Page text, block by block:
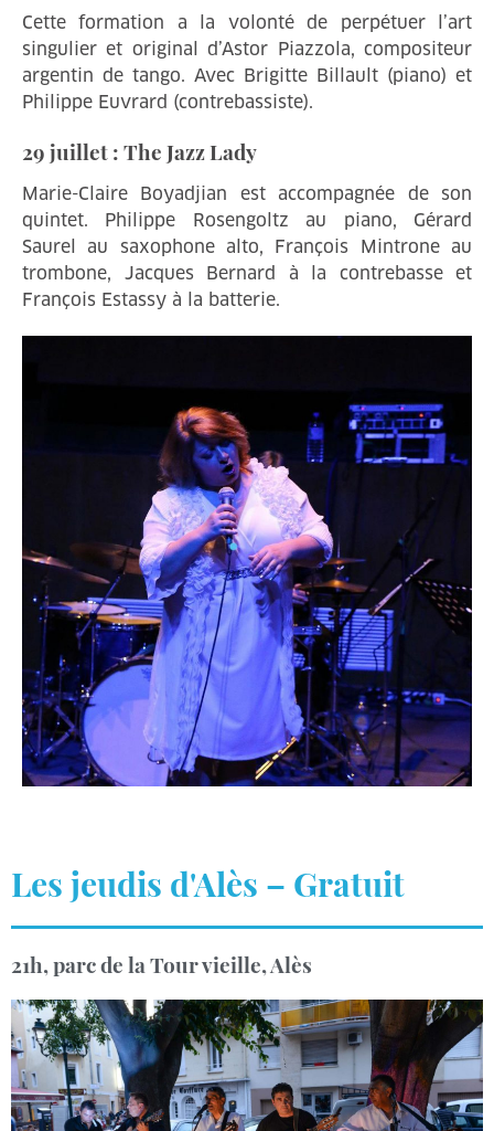
Cette formation a la volonté de perpétuer l’art
singulier et original d’Astor Piazzola, compositeur
argentin de tango. Avec Brigitte Billault (piano) et
Philippe Euvrard (contrebassiste).
29 juillet : The Jazz Lady
Marie-Claire Boyadjian est accompagnée de son
quintet. Philippe Rosengoltz au piano, Gérard
Saurel au saxophone alto, François Mintrone au
trombone, Jacques Bernard à la contrebasse et
François Estassy à la batterie.
Les jeudis d'Alès – Gratuit
21h, parc de la Tour vieille, Alès